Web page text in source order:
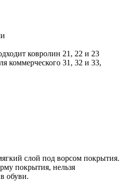
ковролин 21, 22 и 23
коммерческого 31, 32 и 33,
слой под ворсом покрытия.
покрытия, нельзя
обуви.